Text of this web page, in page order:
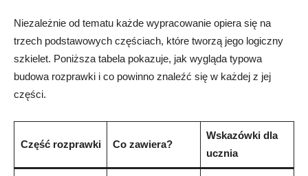
Niezależnie od tematu każde wypracowanie opiera się na
trzech podstawowych częściach, które tworzą jego logiczny
szkielet. Poniższa tabela pokazuje, jak wygląda typowa
budowa rozprawki i co powinno znaleźć się w każdej z jej
części.
Część rozprawki Co zawiera?
Wskazówki dla
ucznia